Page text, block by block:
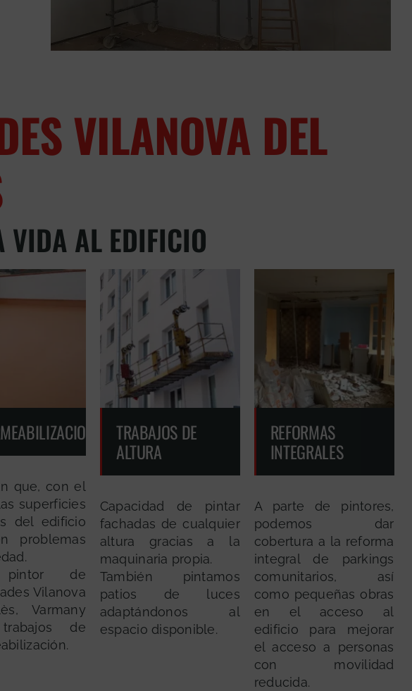
VILANOVA DEL
VIDA AL EDIFICIO
que, con el
superficies
del edificio
problemas
pintor de
Vilanova
Varmany
de
TRABAJOS DE
ALTURA
Capacidad de pintar
fachadas de cualquier
altura gracias a la
maquinaria propia.
También pintamos
patios de luces
adaptándonos al
espacio disponible.
REFORMAS
INTEGRALES
A parte de pintores,
podemos dar
cobertura a la reforma
integral de parkings
comunitarios, así
como pequeñas obras
en el acceso al
edificio para mejorar
el acceso a personas
con movilidad
reducida.